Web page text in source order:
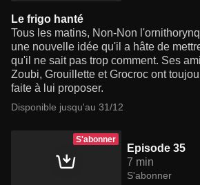
Le frigo hanté
Tous les matins, Non-Non
une nouvelle idée qu'il a hâte de
qu'il ne sait pas trop comment. Ses
Zoubi, Grouillette et Grocroc ont
faite à lui proposer.
Disponible jusqu'au 31/12
S'abonner
Episode 35
7 min
S'abonner